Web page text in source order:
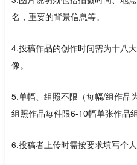
名，重要的背景信息等。
4.投稿作品的创作时间需为十八
像。
5.单幅、组照不限（每幅/组作品
组照作品每件限6-10幅单张作品
6.投稿者上传时需按要求填写个